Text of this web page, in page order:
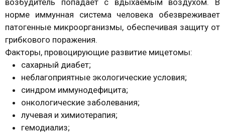
возбудитель попадает с вдыхаемым воздухом. В
норме иммунная система человека обезвреживает
патогенные микроорганизмы, обеспечивая защиту от
грибкового поражения.
Факторы, провоцирующие развитие мицетомы:
сахарный диабет;
неблагоприятные экологические условия;
синдром иммунодефицита;
онкологические заболевания;
лучевая и химиотерапия;
гемодиализ;